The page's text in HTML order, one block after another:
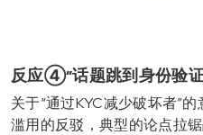
反应④“话题跳到身份验
关于“通过KYC减少破坏者”
滥用的反驳，典型的论点拉锯